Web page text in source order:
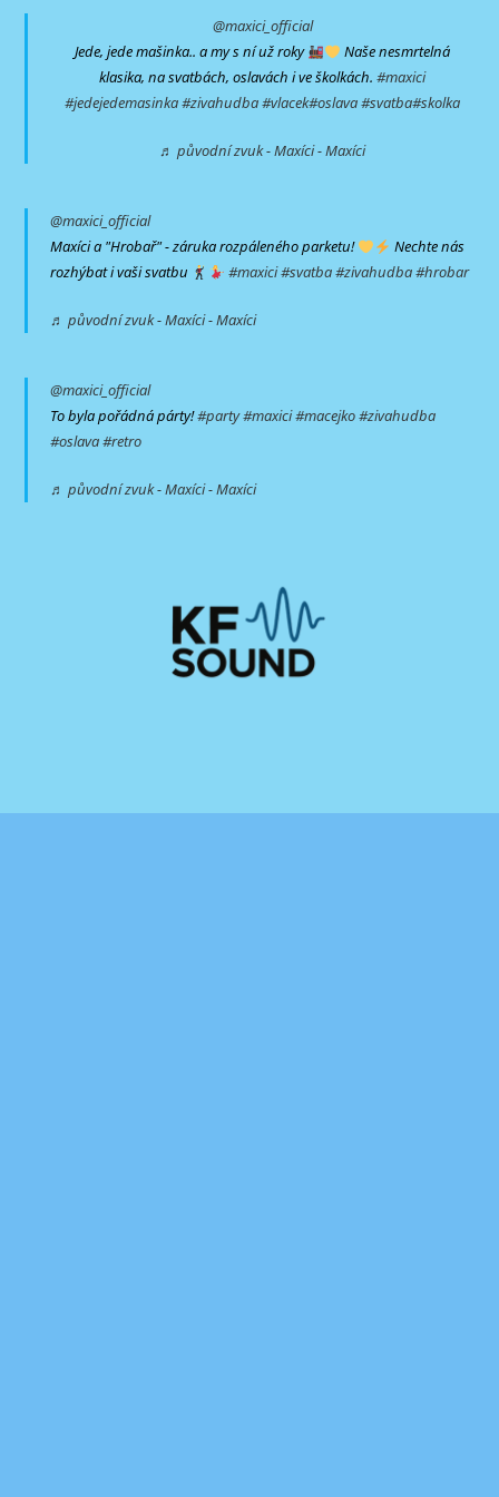
@maxici_official
Jede, jede mašinka.. a my s ní už roky
Naše nesmrtelná
klasika, na svatbách, oslavách i ve školkách. #maxici
#jedejedemasinka#zivahudba#vlacek#oslava#svatba#skolka
♬ původní zvuk - Maxíci - Maxíci
@maxici_official
Maxíci a "Hrobař" - záruka rozpáleného parketu!
Nechte nás
rozhýbat i vaši svatbu
#maxici#svatba#zivahudba#hrobar
♬ původní zvuk - Maxíci - Maxíci
@maxici_official
To byla pořádná párty!#party#maxici#macejko#zivahudba
#oslava#retro
♬ původní zvuk - Maxíci - Maxíci